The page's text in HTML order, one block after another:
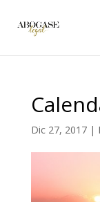
Dic 27, 2017|